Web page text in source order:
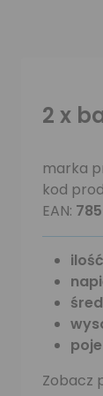
2 x
marka
kod
EAN:
Zobacz